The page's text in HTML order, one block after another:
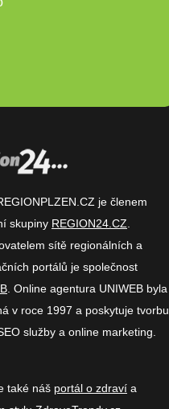
je členem
skupiny REGION24.CZ
sítě regionálních a
portálů je společnost
. Online agentura UNIWEB byla
v roce 1997 a poskytuje tvorbu
služby a online marketing.
také náš portál o zdraví a